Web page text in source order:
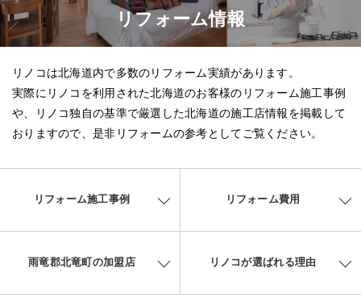
リフォーム情報
リノコは北海道内で多数のリフォーム実績があります。
実際にリノコを利用された北海道のお客様のリフォーム施工事例
や、リノコ独自の基準で厳選した北海道の施工店情報を掲載して
おりますので、是非リフォームの参考としてご覧ください。
リフォーム施工事例 リフォーム費用
雨竜郡北竜町の加盟店 リノコが選ばれる理由